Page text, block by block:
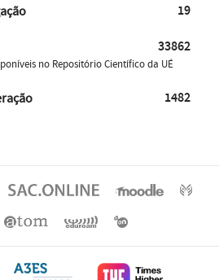
19
33862
no Repositório Científico da UÉ
1482